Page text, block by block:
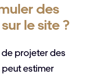
des
le site ?
de projeter des
peut estimer